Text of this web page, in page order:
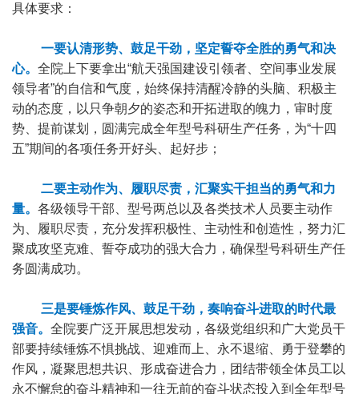
具体要求：
一要认清形势、鼓足干劲，坚定誓夺全胜的勇气和决
心。 全院上下要拿出“航天强国建设引领者、空间事业发展
领导者”的自信和气度，始终保持清醒冷静的头脑、积极主
动的态度，以只争朝夕的姿态和开拓进取的魄力，审时度
势、提前谋划，圆满完成全年型号科研生产任务，为“十四
五”期间的各项任务开好头、起好步；
二要主动作为、履职尽责，汇聚实干担当的勇气和力
量。 各级领导干部、型号两总以及各类技术人员要主动作
为、履职尽责，充分发挥积极性、主动性和创造性，努力汇
聚成攻坚克难、誓夺成功的强大合力，确保型号科研生产任
务圆满成功。
三是要锤炼作风、鼓足干劲，奏响奋斗进取的时代最
强音。 全院要广泛开展思想发动，各级党组织和广大党员干
部要持续锤炼不惧挑战、迎难而上、永不退缩、勇于登攀的
作风，凝聚思想共识、形成奋进合力，团结带领全体员工以
永不懈怠的奋斗精神和一往无前的奋斗状态投入到全年型号